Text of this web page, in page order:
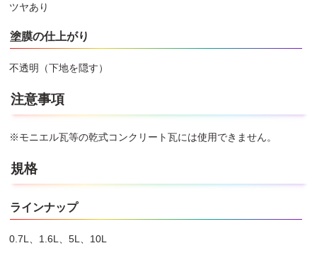
ツヤあり
塗膜の仕上がり
不透明（下地を隠す）
注意事項
※モニエル瓦等の乾式コンクリート瓦には使用できません。
規格
ラインナップ
0.7L、1.6L、5L、10L